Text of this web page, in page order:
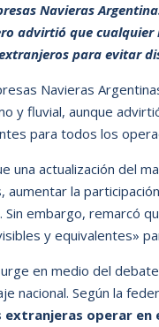
Navieras
advirtió que cualquier
para evitar
Navieras
y fluvial, aunque
para todos los
una actualización del
aumentar la
Sin embargo, remarcó
y equivalentes»
en medio del
nacional. Según la
extranjeras operar